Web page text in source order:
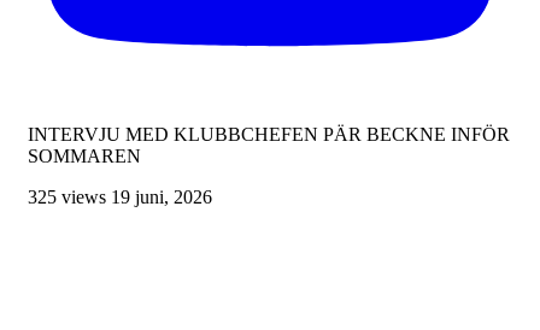
INTERVJU MED KLUBBCHEFEN PÄR BECKNE INFÖR
SOMMAREN
325 views 19 juni, 2026